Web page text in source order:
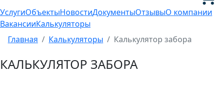
УслугиОбъектыНовостиДокументыОтзывыО компании
ВакансииКалькуляторы
Главная
Калькуляторы Калькулятор забора
КАЛЬКУЛЯТОР ЗАБОРА